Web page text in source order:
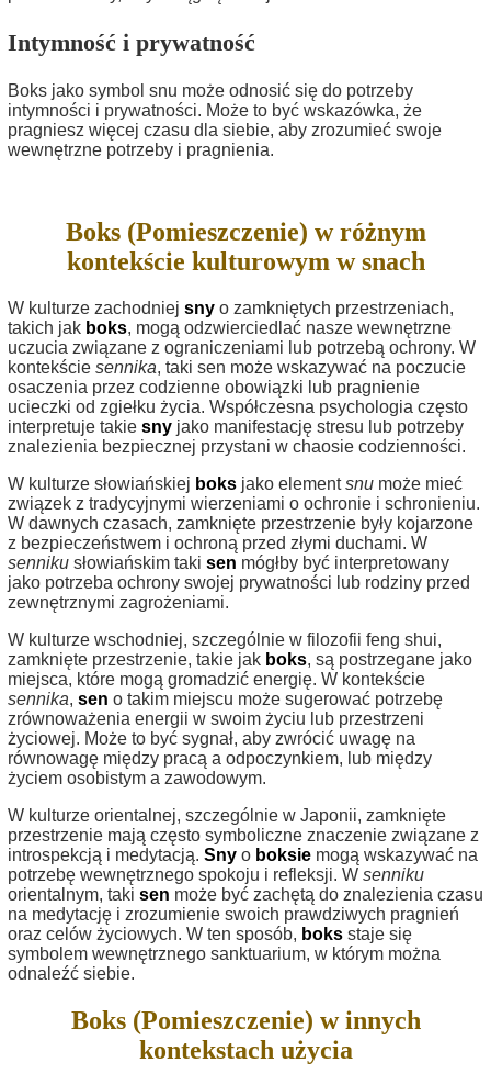
Intymność i prywatność
Boks jako symbol snu może odnosić się do potrzeby
intymności i prywatności. Może to być wskazówka, że
pragniesz więcej czasu dla siebie, aby zrozumieć swoje
wewnętrzne potrzeby i pragnienia.
Boks (Pomieszczenie) w różnym
kontekście kulturowym w snach
W kulturze zachodniej sny o zamkniętych przestrzeniach,
takich jak boks, mogą odzwierciedlać nasze wewnętrzne
uczucia związane z ograniczeniami lub potrzebą ochrony. W
kontekście sennika, taki sen może wskazywać na poczucie
osaczenia przez codzienne obowiązki lub pragnienie
ucieczki od zgiełku życia. Współczesna psychologia często
interpretuje takie sny jako manifestację stresu lub potrzeby
znalezienia bezpiecznej przystani w chaosie codzienności.
W kulturze słowiańskiej boks jako elementsnu może mieć
związek z tradycyjnymi wierzeniami o ochronie i schronieniu.
W dawnych czasach, zamknięte przestrzenie były kojarzone
z bezpieczeństwem i ochroną przed złymi duchami. W
senniku słowiańskim taki sen mógłby być interpretowany
jako potrzeba ochrony swojej prywatności lub rodziny przed
zewnętrznymi zagrożeniami.
W kulturze wschodniej, szczególnie w filozofii feng shui,
zamknięte przestrzenie, takie jak boks, są postrzegane jako
miejsca, które mogą gromadzić energię. W kontekście
sennika, sen o takim miejscu może sugerować potrzebę
zrównoważenia energii w swoim życiu lub przestrzeni
życiowej. Może to być sygnał, aby zwrócić uwagę na
równowagę między pracą a odpoczynkiem, lub między
życiem osobistym a zawodowym.
W kulturze orientalnej, szczególnie w Japonii, zamknięte
przestrzenie mają często symboliczne znaczenie związane z
introspekcją i medytacją. Sny o boksie mogą wskazywać na
potrzebę wewnętrznego spokoju i refleksji. W senniku
orientalnym, taki sen może być zachętą do znalezienia czasu
na medytację i zrozumienie swoich prawdziwych pragnień
oraz celów życiowych. W ten sposób, boks staje się
symbolem wewnętrznego sanktuarium, w którym można
odnaleźć siebie.
Boks (Pomieszczenie) w innych
kontekstach użycia